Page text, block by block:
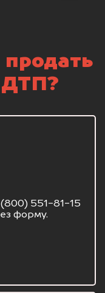
ДТП?
551-81-15
форму.